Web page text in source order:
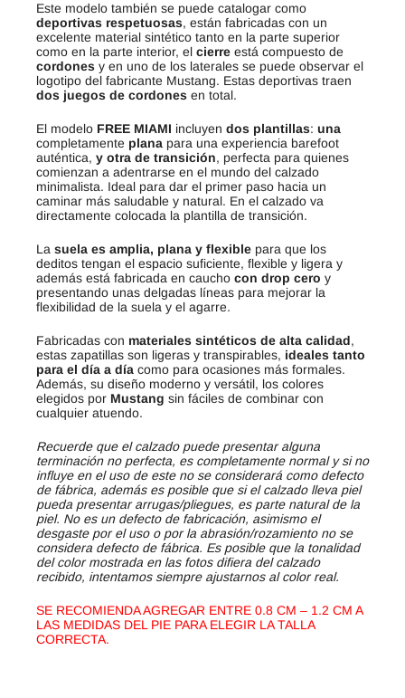
Este modelo también se puede catalogar como
deportivas respetuosas, están fabricadas con un
excelente material sintético tanto en la parte superior
como en la parte interior, el cierre está compuesto de
cordones y en uno de los laterales se puede observar el
logotipo del fabricante Mustang. Estas deportivas traen
dos juegos de cordones en total.
El modelo FREE MIAMI incluyen dos plantillas: una
completamente plana para una experiencia barefoot
auténtica, y otra de transición, perfecta para quienes
comienzan a adentrarse en el mundo del calzado
minimalista. Ideal para dar el primer paso hacia un
caminar más saludable y natural. En el calzado va
directamente colocada la plantilla de transición.
La suela es amplia, plana y flexible para que los
deditos tengan el espacio suficiente, flexible y ligera y
además está fabricada en caucho con drop cero y
presentando unas delgadas líneas para mejorar la
flexibilidad de la suela y el agarre.
Fabricadas con materiales sintéticos de alta calidad,
estas zapatillas son ligeras y transpirables, ideales tanto
para el día a día como para ocasiones más formales.
Además, su diseño moderno y versátil, los colores
elegidos por Mustang sin fáciles de combinar con
cualquier atuendo.
Recuerde que el calzado puede presentar alguna
terminación no perfecta, es completamente normal y si no
influye en el uso de este no se considerará como defecto
de fábrica, además es posible que si el calzado lleva piel
pueda presentar arrugas/pliegues, es parte natural de la
piel. No es un defecto de fabricación, asimismo el
desgaste por el uso o por la abrasión/rozamiento no se
considera defecto de fábrica. Es posible que la tonalidad
del color mostrada en las fotos difiera del calzado
recibido, intentamos siempre ajustarnos al color real.
SE RECOMIENDA AGREGAR ENTRE 0.8 CM – 1.2 CM A
LAS MEDIDAS DEL PIE PARA ELEGIR LA TALLA
CORRECTA.